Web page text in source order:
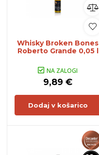
Whisky Broken Bones
Roberto Grande 0,05 l
NA ZALOGI
9,89 €
Dodaj v košarico